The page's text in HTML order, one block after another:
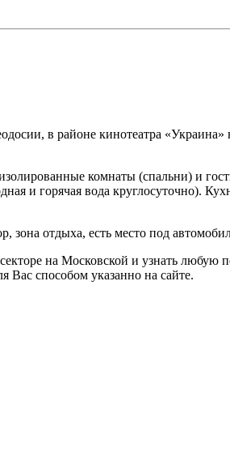
в районе кинотеатра
комнаты (спальни) и
и горячая вода круглосуточно).
зона отдыха, есть место под
на Московской и узнать
способом указанно на сайте.